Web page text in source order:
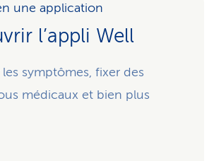
une application
l’appli Well
symptômes, fixer des
médicaux et bien plus